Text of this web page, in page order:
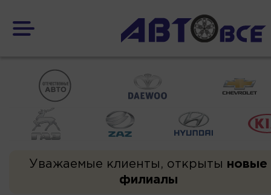
Уважаемые клиенты, открыты новые
филиалы